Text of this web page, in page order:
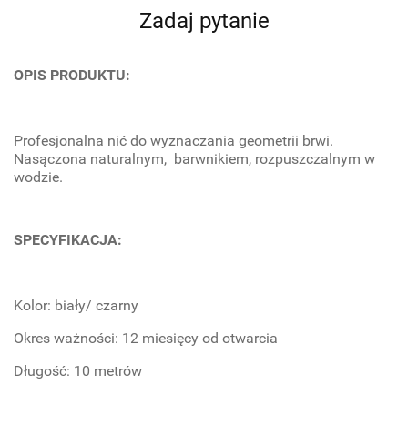
Zadaj pytanie
OPIS PRODUKTU:
Profesjonalna nić do wyznaczania geometrii brwi.
Nasączona naturalnym, barwnikiem, rozpuszczalnym w
wodzie.
SPECYFIKACJA:
Kolor: biały/ czarny
Okres ważności: 12 miesięcy od otwarcia
Długość: 10 metrów